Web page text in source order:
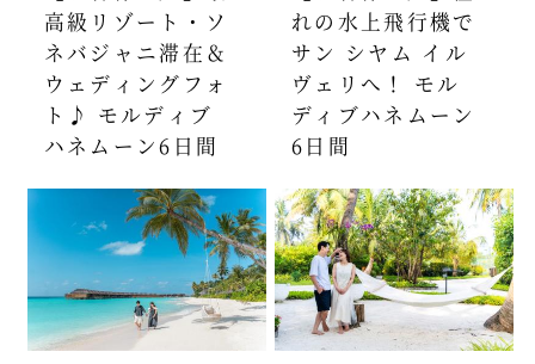
高級リゾート・ソ
ネバジャニ滞在＆
ウェディングフォ
ト♪ モルディブ
ハネムーン6日間
れの水上飛行機で
サン シヤム イル
ヴェリへ！ モル
ディブハネムーン
6日間